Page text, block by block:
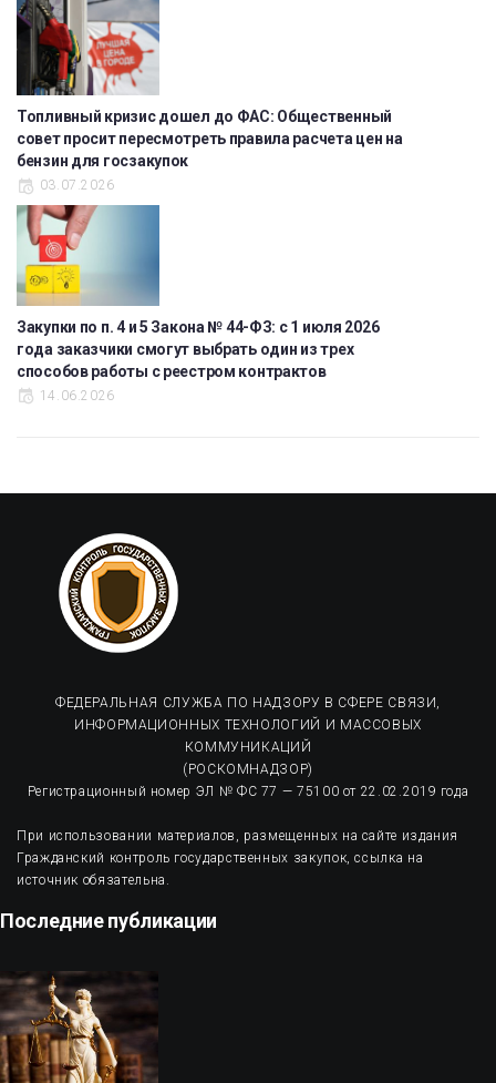
Топливный кризис дошел до ФАС: Общественный
совет просит пересмотреть правила расчета цен на
бензин для госзакупок
03.07.2026
Закупки по п. 4 и 5 Закона № 44-ФЗ: с 1 июля 2026
года заказчики смогут выбрать один из трех
способов работы с реестром контрактов
14.06.2026
ФЕДЕРАЛЬНАЯ СЛУЖБА ПО НАДЗОРУ В СФЕРЕ СВЯЗИ,
ИНФОРМАЦИОННЫХ ТЕХНОЛОГИЙ И МАССОВЫХ
КОММУНИКАЦИЙ
(РОСКОМНАДЗОР)
Регистрационный номер ЭЛ № ФС 77 — 75100 от 22.02.2019 года
При использовании материалов, размещенных на сайте издания
Гражданский контроль государственных закупок, ссылка на
источник обязательна.
Последние публикации